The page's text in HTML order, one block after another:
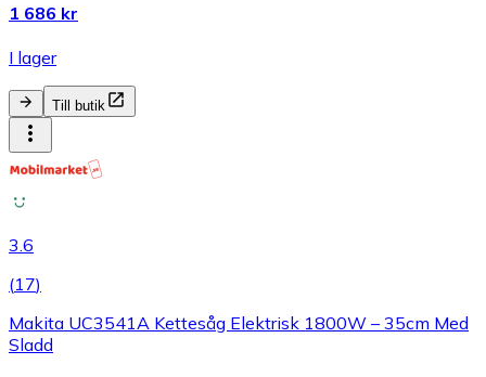
1 686 kr
I lager
Till butik
3.6
(17)
Makita UC3541A Kettesåg Elektrisk 1800W – 35cm Med
Sladd